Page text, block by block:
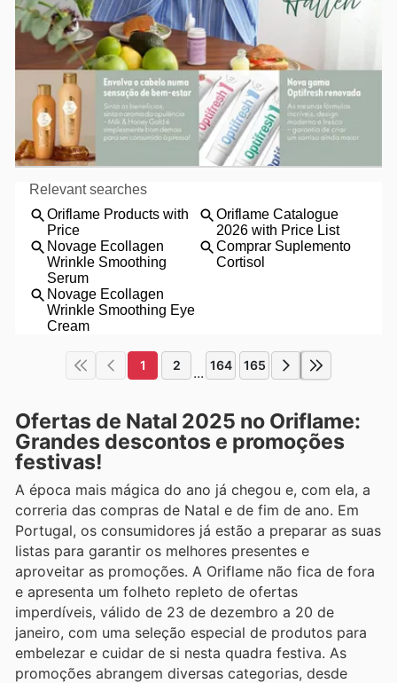
1 2 ... 164 165
Ofertas de Natal 2025 no Oriflame:
Grandes descontos e promoções
festivas!
A época mais mágica do ano já chegou e, com ela, a
correria das compras de Natal e de fim de ano. Em
Portugal, os consumidores já estão a preparar as suas
listas para garantir os melhores presentes e
aproveitar as promoções. A Oriflame não fica de fora
e apresenta um folheto repleto de ofertas
imperdíveis, válido de 23 de dezembro a 20 de
janeiro, com uma seleção especial de produtos para
embelezar e cuidar de si nesta quadra festiva. As
promoções abrangem diversas categorias, desde